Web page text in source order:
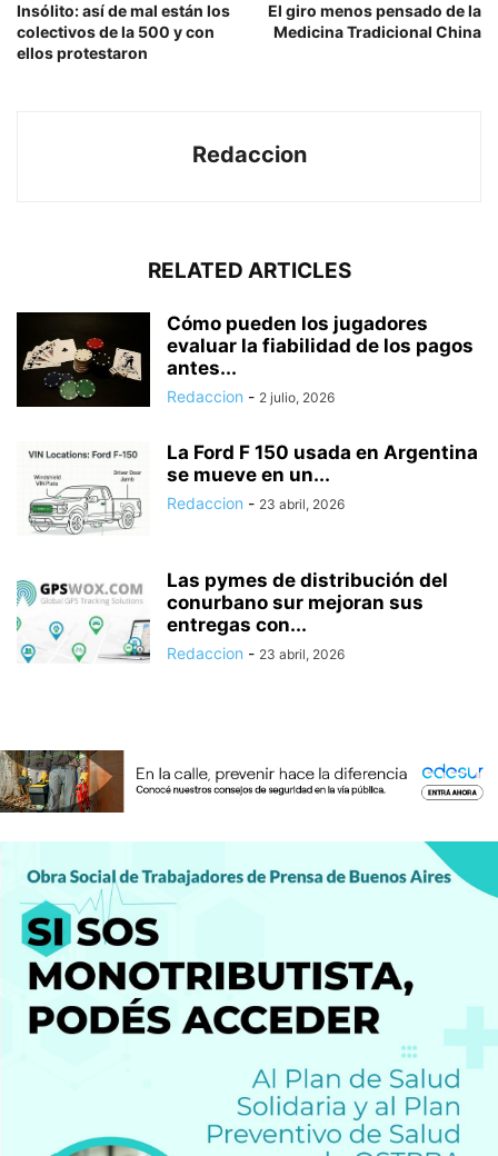
Insólito: así de mal están los
colectivos de la 500 y con
ellos protestaron
El giro menos pensado de la
Medicina Tradicional China
Redaccion
RELATED ARTICLES
Cómo pueden los jugadores
evaluar la fiabilidad de los pagos
antes...
Redaccion - 2 julio, 2026
La Ford F 150 usada en Argentina
se mueve en un...
Redaccion - 23 abril, 2026
Las pymes de distribución del
conurbano sur mejoran sus
entregas con...
Redaccion - 23 abril, 2026